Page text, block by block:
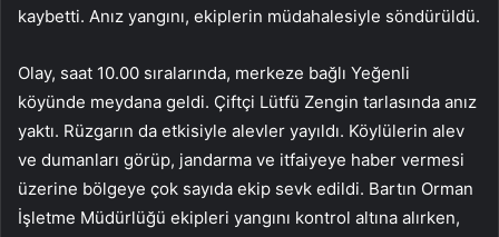
kaybetti. Anız yangını, ekiplerin müdahalesiyle söndürüldü.
Olay, saat 10.00 sıralarında, merkeze bağlı Yeğenli
köyünde meydana geldi. Çiftçi Lütfü Zengin tarlasında anız
yaktı. Rüzgarın da etkisiyle alevler yayıldı. Köylülerin alev
ve dumanları görüp, jandarma ve itfaiyeye haber vermesi
üzerine bölgeye çok sayıda ekip sevk edildi. Bartın Orman
İşletme Müdürlüğü ekipleri yangını kontrol altına alırken,